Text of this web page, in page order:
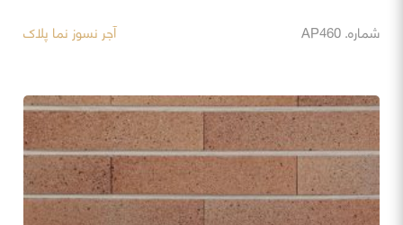
شماره. AP460 آجر نسوز نما پلاک